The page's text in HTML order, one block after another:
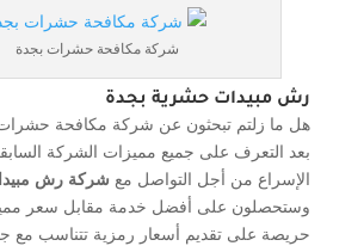
شركة مكافحة حشرات بجدة
رش مبيدات حشرية بجدة
هل ما زلتم تبحثون عن شركة مكافحة حشرات
بعد التعرف على جميع مميزات الشركة
الإسراع من أجل التواصل مع شركة رش
وستحصلون على أفضل خدمة مقابل سعر
حريصة على تقديم أسعار رمزية تتناسب مع